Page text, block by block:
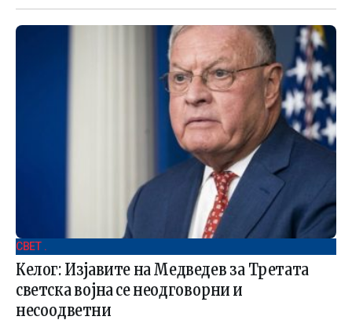
СВЕТ .
Келог: Изјавите на Медведев за Третата
светска војна се неодговорни и
несоодветни